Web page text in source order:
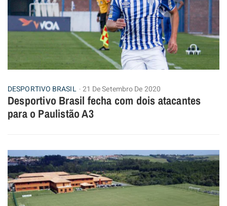
DESPORTIVO BRASIL 21 De Setembro De 2020
Desportivo Brasil fecha com dois atacantes
para o Paulistão A3